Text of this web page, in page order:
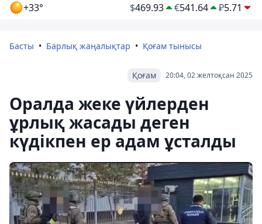
+33° $469.93 €541.64 ₽5.71
Басты Барлық жаңалықтар Қоғам тынысы
20:04, 02 желтоқсан 2025
Қоғам
Оралда жеке үйлерден
ұрлық жасады деген
күдікпен ер адам ұсталды